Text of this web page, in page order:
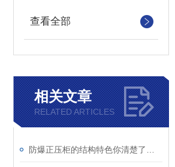
查看全部
相关文章
RELATED ARTICLES